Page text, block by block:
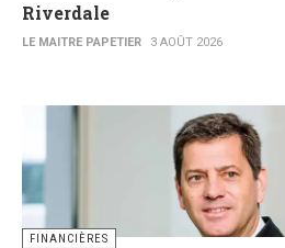
Riverdale
LE MAITRE PAPETIER 3 AOÛT 2026
FINANCIÈRES